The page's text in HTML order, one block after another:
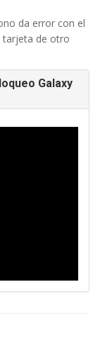
da error con el
tarjeta de otro
Galaxy